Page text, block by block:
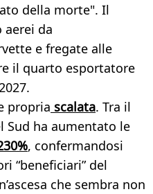
della morte". Il
aerei da
e fregate alle
il quarto esportatore
propria scalata. Tra il
Sud ha aumentato le
, confermandosi
“beneficiari” del
che sembra non